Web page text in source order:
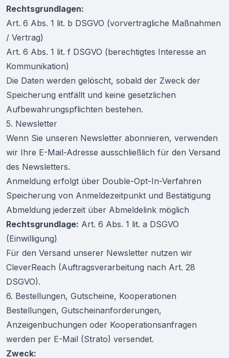
Rechtsgrundlagen:
Art. 6 Abs. 1 lit. b DSGVO (vorvertragliche Maßnahmen
/ Vertrag)
Art. 6 Abs. 1 lit. f DSGVO (berechtigtes Interesse an
Kommunikation)
Die Daten werden gelöscht, sobald der Zweck der
Speicherung entfällt und keine gesetzlichen
Aufbewahrungspflichten bestehen.
5. Newsletter
Wenn Sie unseren Newsletter abonnieren, verwenden
wir Ihre E-Mail-Adresse ausschließlich für den Versand
des Newsletters.
Anmeldung erfolgt über Double-Opt-In-Verfahren
Speicherung von Anmeldezeitpunkt und Bestätigung
Abmeldung jederzeit über Abmeldelink möglich
Rechtsgrundlage: Art. 6 Abs. 1 lit. a DSGVO
(Einwilligung)
Für den Versand unserer Newsletter nutzen wir
CleverReach (Auftragsverarbeitung nach Art. 28
DSGVO).
6. Bestellungen, Gutscheine, Kooperationen
Bestellungen, Gutscheinanforderungen,
Anzeigenbuchungen oder Kooperationsanfragen
werden per E-Mail (Strato) versendet.
Zweck: